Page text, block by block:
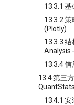
13.3.1 基
13.3.2
(Plotly)
13.3.3
Analysis
13.3.4
13.4 第三
QuantStats
13.4.1